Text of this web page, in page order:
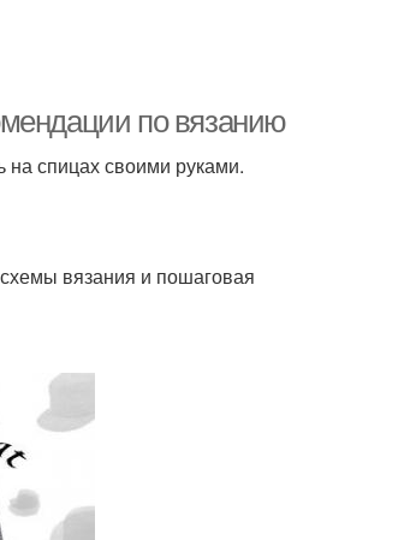
по вязанию
спицах своими руками.
вязания и пошаговая